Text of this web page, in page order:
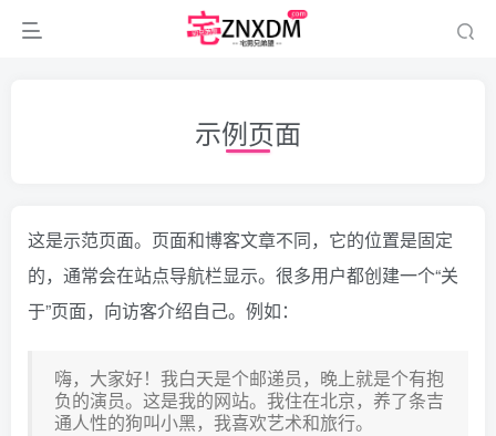
示例页面
这是示范页面。页面和博客文章不同，它的位置是固定
的，通常会在站点导航栏显示。很多用户都创建一个“关
于”页面，向访客介绍自己。例如：
嗨，大家好！我白天是个邮递员，晚上就是个有抱
负的演员。这是我的网站。我住在北京，养了条吉
通人性的狗叫小黑，我喜欢艺术和旅行。